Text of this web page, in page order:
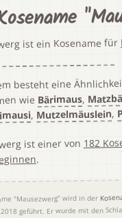
ist ein Kosename für
besteht eine
wie Bärimaus,
, Mutzelmäuslein,
ist einer von 182
.
"Mausezwerg" wird in der
geführt. Er wurde mit den